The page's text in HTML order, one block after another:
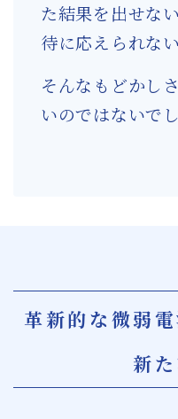
た結果を出せな
待に応えられない
そんなもどかし
いのではないで
革新的な微弱
新